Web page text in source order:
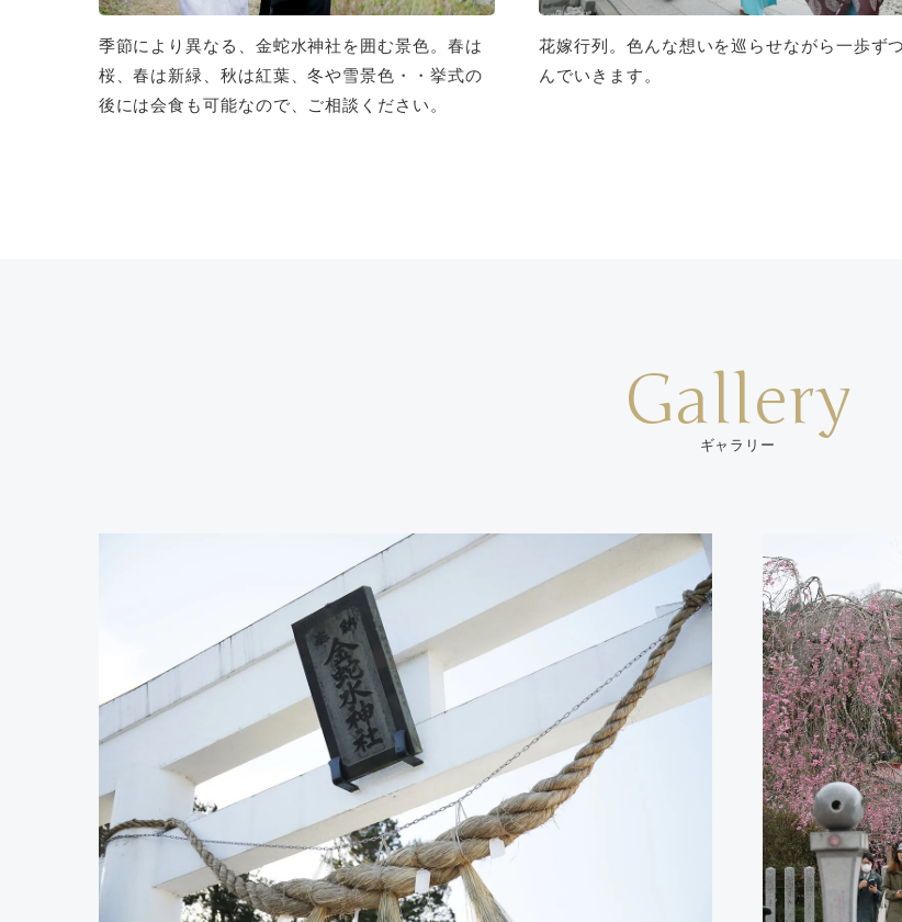
季節により異なる、金蛇水神社を囲む景色。春は
桜、春は新緑、秋は紅葉、冬や雪景色・・挙式の
後には会食も可能なので、ご相談ください。
花嫁行列。色んな想いを巡らせながら一歩ず
んでいきます。
Gallery
ギャラリー